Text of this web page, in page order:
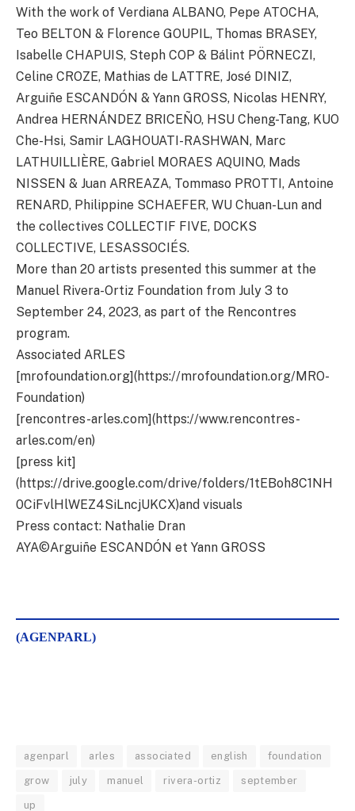
With the work of Verdiana ALBANO, Pepe ATOCHA,
Teo BELTON & Florence GOUPIL, Thomas BRASEY,
Isabelle CHAPUIS, Steph COP & Bálint PÖRNECZI,
Celine CROZE, Mathias de LATTRE, José DINIZ,
Arguiñe ESCANDÓN & Yann GROSS, Nicolas HENRY,
Andrea HERNÁNDEZ BRICEÑO, HSU Cheng-Tang, KUO
Che-Hsi, Samir LAGHOUATI-RASHWAN, Marc
LATHUILLIÈRE, Gabriel MORAES AQUINO, Mads
NISSEN & Juan ARREAZA, Tommaso PROTTI, Antoine
RENARD, Philippine SCHAEFER, WU Chuan-Lun and
the collectives COLLECTIF FIVE, DOCKS
COLLECTIVE, LESASSOCIÉS.
More than 20 artists presented this summer at the
Manuel Rivera-Ortiz Foundation from July 3 to
September 24, 2023, as part of the Rencontres
program.
Associated ARLES
[mrofoundation.org](https://mrofoundation.org/MRO-
Foundation)
[rencontres-arles.com](https://www.rencontres-
arles.com/en)
[press kit]
(https://drive.google.com/drive/folders/1tEBoh8C1NH
0CiFvlHlWEZ4SiLncjUKCX)and visuals
Press contact: Nathalie Dran
AYA©Arguiñe ESCANDÓN et Yann GROSS
(AGENPARL)
agenparl arles associated english foundation
grow july manuel rivera-ortiz september
up